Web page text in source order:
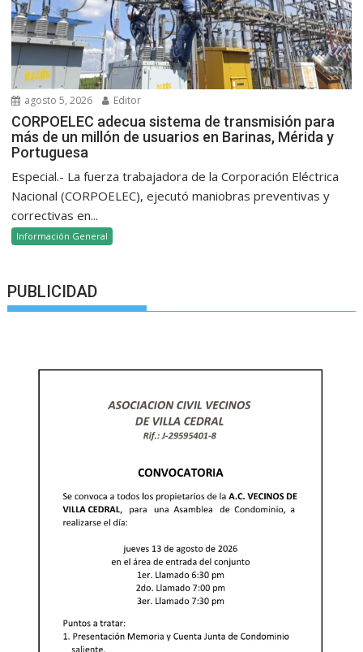
agosto 5, 2026 Editor
CORPOELEC adecua sistema de transmisión para
más de un millón de usuarios en Barinas, Mérida y
Portuguesa
Especial.- La fuerza trabajadora de la Corporación Eléctrica
Nacional (CORPOELEC), ejecutó maniobras preventivas y
correctivas en...
Información General
PUBLICIDAD